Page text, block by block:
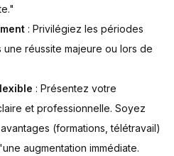
: Privilégiez les périodes
réussite majeure ou lors de
: Présentez votre
et professionnelle. Soyez
(formations, télétravail)
augmentation immédiate.